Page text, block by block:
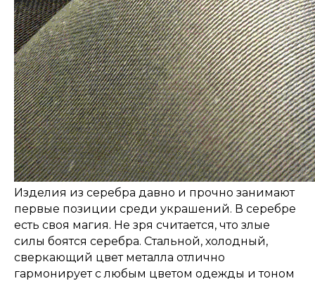
Изделия из серебра давно и прочно занимают
первые позиции среди украшений. В серебре
есть своя магия. Не зря считается, что злые
силы боятся серебра. Стальной, холодный,
сверкающий цвет металла отлично
гармонирует с любым цветом одежды и тоном